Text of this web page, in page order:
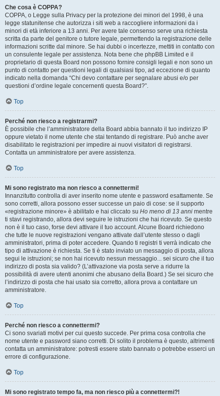
Che cosa è COPPA?
COPPA, o Legge sulla Privacy per la protezione dei minori del 1998, è una
legge statunitense che autorizza i siti web a raccogliere informazioni da i
minori di età inferiore a 13 anni. Per avere tale consenso serve una richiesta
scritta da parte del genitore o tutore legale, permettendo la registrazione delle
informazioni scritte dal minore. Se hai dubbi o incertezze, mettiti in contatto con
un consulente legale per assistenza. Nota bene che phpBB Limited e il
proprietario di questa Board non possono fornire consigli legali e non sono un
punto di contatto per questioni legali di qualsiasi tipo, ad eccezione di quanto
indicato nella domanda “Chi devo contattare per segnalare abusi e/o per
questioni d’ordine legale concernenti questa Board?”.
Top
Perché non riesco a registrarmi?
È possibile che l’amministratore della Board abbia bannato il tuo indirizzo IP
oppure vietato il nome utente che stai tentando di registrare. Può anche aver
disabilitato le registrazioni per impedire ai nuovi visitatori di registrarsi.
Contatta un amministratore per avere assistenza.
Top
Mi sono registrato ma non riesco a connettermi!
Innanzitutto controlla di aver inserito nome utente e password esattamente. Se
sono corretti, allora possono esser successe un paio di cose: se il supporto
«registrazione minore» è abilitato e hai cliccato su Ho meno di 13 anni mentre
ti stavi registrando, allora devi seguire le istruzioni che hai ricevuto. Se questo
non è il tuo caso, forse devi attivare il tuo account. Alcune Board richiedono
che tutte le nuove registrazioni vengano attivate dall’utente stesso o dagli
amministratori, prima di poter accedere. Quando ti registri ti verrà indicato che
tipo di attivazione è richiesta. Se ti è stato inviato un messaggio di posta, allora
segui le istruzioni; se non hai ricevuto nessun messaggio... sei sicuro che il tuo
indirizzo di posta sia valido? (L’attivazione via posta serve a ridurre la
possibilità di avere utenti anonimi che abusano della Board.) Se sei sicuro che
l’indirizzo di posta che hai usato sia corretto, allora prova a contattare un
amministratore.
Top
Perché non riesco a connettermi?
Ci sono svariati motivi per cui questo succede. Per prima cosa controlla che
nome utente e password siano corretti. Di solito il problema è questo, altrimenti
contatta un amministratore: potresti essere stato bannato o potrebbe esserci un
errore di configurazione.
Top
Mi sono registrato tempo fa, ma non riesco più a connettermi?!